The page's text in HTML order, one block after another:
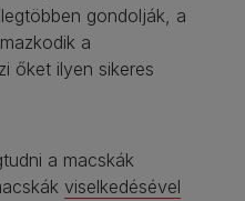
gondolják, a
a
őket ilyen sikeres
a macskák
viselkedésével